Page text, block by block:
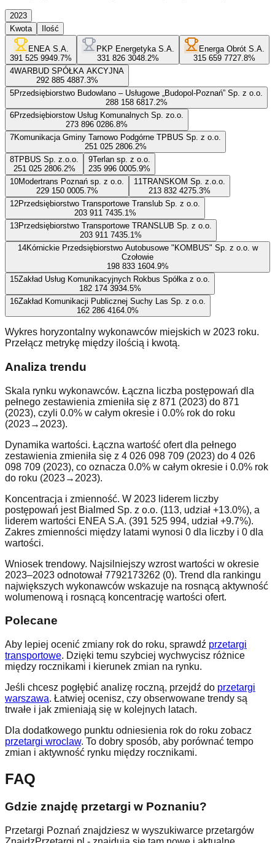
2023
Kwota
Ilość
ENEA S.A.
391 525 9949.7%
PKP Energetyka S.A.
331 826 3048.2%
Energa Obrót S.A.
315 659 7727.8%
4WARBUD SPÓŁKA AKCYJNA
292 885 4887.3%
5Przedsiębiorstwo Budowlano – Usługowe „Budopol-Poznań” Sp. z o.o.
288 158 6817.2%
6Przedsiębiorstow Usług Komunalnych Sp. zo.o.
273 896 0286.8%
7Komunikacja Gminy Tarnowo Podgórne TPBUS Sp. z o.o.
251 025 2806.2%
8TPBUS Sp. z.o.o.
251 025 2806.2%
9Terlan sp. z o.o.
235 996 0005.9%
10Modertrans Poznań sp. z o.o.
229 150 0005.7%
11TRANSKOM Sp. z.o.o.
213 832 4275.3%
12Przedsiębiorstwo Transportowe Translub Sp. z o.o.
203 911 7435.1%
13Przedsiębiorstwo Transportowe TRANSLUB Sp. z o.o.
203 911 7435.1%
14Kórnickie Przedsiębiorstwo Autobusowe "KOMBUS" Sp. z o.o. w
Czołowie
198 833 1604.9%
15Zakład Usług Komunikacyjnych Rokbus Spółka z o.o.
182 174 3934.5%
16Zakład Komunikacji Publicznej Suchy Las Sp. z o.o.
162 286 4164.0%
Wykres horyzontalny wykonawców miejskich w 2023 roku.
Przełącz metrykę między ilością i kwotą.
Analiza trendu
Skala rynku wykonawców. Łączna liczba postępowań dla
pełnego zestawienia zmieniła się z 871 (2023) do 871
(2023), czyli 0.0% w całym okresie i 0.0% rok do roku
(2023→2023).
Dynamika wartości. Łączna wartość ofert dla pełnego
zestawienia zmieniła się z 4 026 098 709 (2023) do 4 026
098 709 (2023), co oznacza 0.0% w całym okresie i 0.0% rok
do roku (2023→2023).
Koncentracja i zmienność. W 2023 liderem liczby
postępowań jest Bialmed Sp. z o.o. (113, udział +13.0%), a
liderem wartości ENEA S.A. (391 525 994, udział +9.7%).
Zakres zmienności między latami wynosi 0 dla liczby i 0 dla
wartości.
Wniosek trendowy. Najsilniejszy wzrost wartości w okresie
2023–2023 odnotował 7792173262 (0). Trend dla rankingu
największych wykonawców wskazuje na rosnącą aktywność
wolumenową i rosnącą koncentrację wartości ofert.
Polecane
Aby lepiej ocenić zmiany rok do roku, sprawdź przetargi
transportowe. Dzięki temu szybciej wychwycisz różnice
między rocznikami i kierunek zmian na rynku.
Jeśli chcesz pogłębić analizę roczną, przejdź do przetargi
warszawa. Łatwiej ocenisz, czy obserwowane trendy są
trwałe i jak zmieniają się w kolejnych latach.
Dla dodatkowego punktu odniesienia rok do roku zobacz
przetargi wroclaw. To dobry sposób, aby porównać tempo
zmian i aktywność rynku między rocznikami.
FAQ
Gdzie znajdę przetargi w Poznaniu?
Przetargi Poznań znajdziesz w wyszukiwarce przetargów